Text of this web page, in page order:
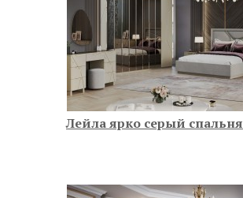
Лейла ярко серый спальня